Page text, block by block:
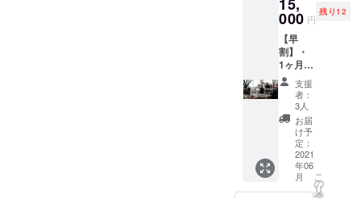
約が必
要とな
す。 ※
オリジ
ナルT
シャツ
はサイ
ズが
(S,M,L)
よりお
選びい
ただけ
ます。
ちらに
お名前
や会社
名、団
体名な
どを記
載いた
します
※お花と
広告欄
はどち
らも当
方にて
準備い
たしま
15,
000 円
残り12
【早
割】・
1ヶ月会
員権(6
月1日
(火)から
利用可
能) ・あ
りがと
うメー
ルをお
届けい
たしま
支援
者：
3人
お届
け予
定：
2021
年06
月
こ
の
リ